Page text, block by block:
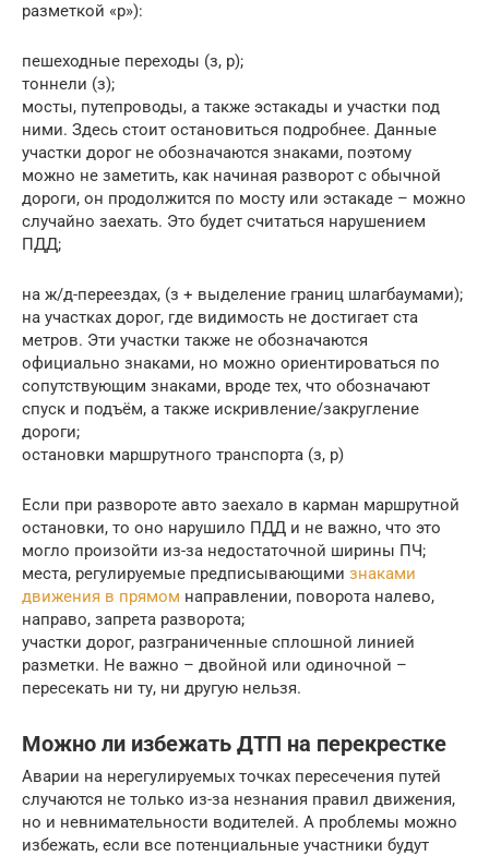
разметкой «р»):
пешеходные переходы (з, р);
тоннели (з);
мосты, путепроводы, а также эстакады и участки под
ними. Здесь стоит остановиться подробнее. Данные
участки дорог не обозначаются знаками, поэтому
можно не заметить, как начиная разворот с обычной
дороги, он продолжится по мосту или эстакаде – можно
случайно заехать. Это будет считаться нарушением
ПДД;
на ж/д-переездах, (з + выделение границ шлагбаумами);
на участках дорог, где видимость не достигает ста
метров. Эти участки также не обозначаются
официально знаками, но можно ориентироваться по
сопутствующим знаками, вроде тех, что обозначают
спуск и подъём, а также искривление/закругление
дороги;
остановки маршрутного транспорта (з, р)
Если при развороте авто заехало в карман маршрутной
остановки, то оно нарушило ПДД и не важно, что это
могло произойти из-за недостаточной ширины ПЧ;
места, регулируемые предписывающими знаками
движения в прямом направлении, поворота налево,
направо, запрета разворота;
участки дорог, разграниченные сплошной линией
разметки. Не важно – двойной или одиночной –
пересекать ни ту, ни другую нельзя.
Можно ли избежать ДТП на перекрестке
Аварии на нерегулируемых точках пересечения путей
случаются не только из-за незнания правил движения,
но и невнимательности водителей. А проблемы можно
избежать, если все потенциальные участники будут